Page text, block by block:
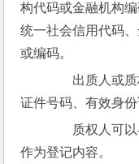
构代码或金融机构
统一社会信用代码
或编码。
出质人或质
证件号码、有效身
质权人可以
作为登记内容。